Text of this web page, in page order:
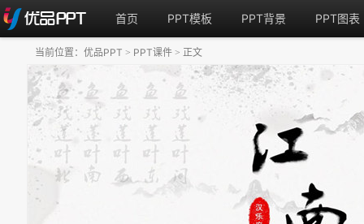
首页 PPT模板 PPT背景 PPT图表
当前位置： 优品PPT > PPT课件 > 正文